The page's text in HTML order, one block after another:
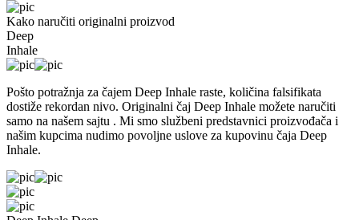
Kako naručiti originalni proizvod
Deep
Inhale
Pošto potražnja za čajem Deep Inhale raste, količina falsifikata
dostiže rekordan nivo. Originalni čaj Deep Inhale možete naručiti
samo na našem sajtu . Mi smo službeni predstavnici proizvođača i
našim kupcima nudimo povoljne uslove za kupovinu čaja Deep
Inhale.